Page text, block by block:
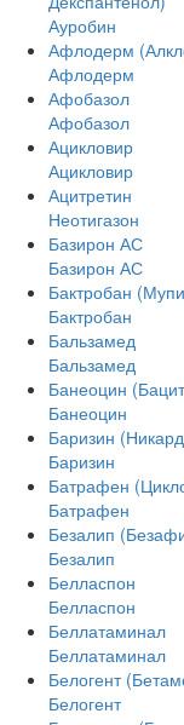
Ауробин
Афлодерм
Афлодерм
Афобазол
Афобазол
Ацикловир
Ацикловир
Ацитретин
Неотигазон
Базирон АС
Базирон АС
Бактробан
Бактробан
Бальзамед
Бальзамед
Банеоцин
Банеоцин
Баризин
Баризин
Батрафен
Батрафен
Безалип
Безалип
Белласпон
Белласпон
Беллатаминал
Беллатаминал
Белогент
Белогент